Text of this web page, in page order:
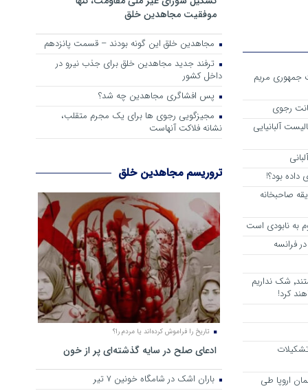
جمهوری مریم
رجوی
آلبانیایی
بود؟!
صاحبخانه
به نابودی است
هرجا خشن ترین دشمنان ایران هستند٬ شک نداریم
کرد!
اروپا طی
موفقیت مجاهدین خلق
مجاهدین خلق این گونه بودند – قسمت پانزدهم
ترفند جدید مجاهدین خلق برای جذب نیرو در
داخل کشور
پس افشاگری مجاهدین چه شد؟
مجیزگویی رجوی ها برای یک مجرم متقلب،
نشانه فلاکت آنهاست
تروریسم مجاهدین خلق
تاریخ را فراموش کرده‌اند یا مردم را؟
ادعای صلح در سایه گذشته‌ای پر از خون
باران اشک در شامگاه خونین 7 تیر